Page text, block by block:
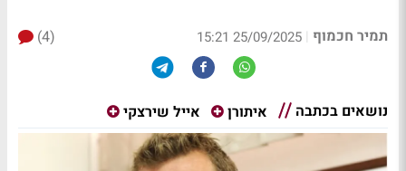
תמיר חכמוף |
25/09/2025 15:21
(4)
נושאים בכתבה איתורן אייל שירצקי